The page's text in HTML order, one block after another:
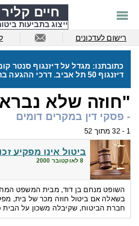
חיים קליר
ייצוג בתביעות
רישום לעדכונים
דיזנגוף 50 תל אביב. דרכי ההגעה בתפריט "אודותינו".
"חוזה שלא
- פסקי דין במקרים דומים
1 - 32 מתוך 52
ביטול אינו מפקיע
8 לאוקטובר 2000
השופט מנחם בן דוד, מבית המשפט
בשאלה אם ביטול חוזה מכר של בית,
חברת הביטוח, שקיבלה משכון על הבית